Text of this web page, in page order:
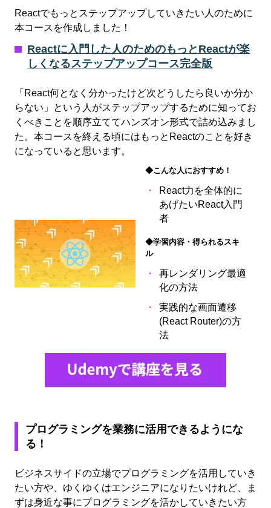
Reactでもっとステップアップしていきたい人のために
本コースを作成しました！
Reactに入門した人のためのもっとReactが楽
しくなるステップアップコース完全版
「React何となく分かったけど次どうしたら良いか分か
らない」という人がステップアップするために知ってお
くべきことを順序立ててハンズオン形式で詰め込みまし
た。本コースを終える頃にはもっとReactのことを好き
になっていると思います。
◆こんな人におすすめ！
React力を全体的に
あげたいReact入門
者
◆学習内容・得られるスキ
ル
再レンダリング最適
化の方法
実践的な画面遷移
(React Router)の方
法
プログラミングを業務に活用できるようにな
る！
ビジネスサイドの立場でプログラミングを活用していき
たい方や、ゆくゆくはエンジニアになりたいけれど、ま
ずは身近な事にプログラミングを活かしていきたい方